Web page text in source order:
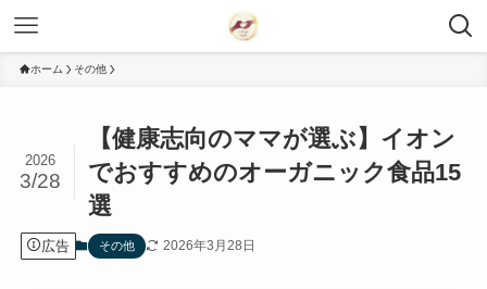
ホーム その他
【健康志向のママが選ぶ】イオン
でおすすめのオーガニック食品15
選
2026
3/28
広告 その他 2026年3月28日